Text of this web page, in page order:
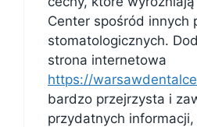
Center spośród innych
stomatologicznych.
strona internetowa
https://
bardzo przejrzysta i
przydatnych informacji,